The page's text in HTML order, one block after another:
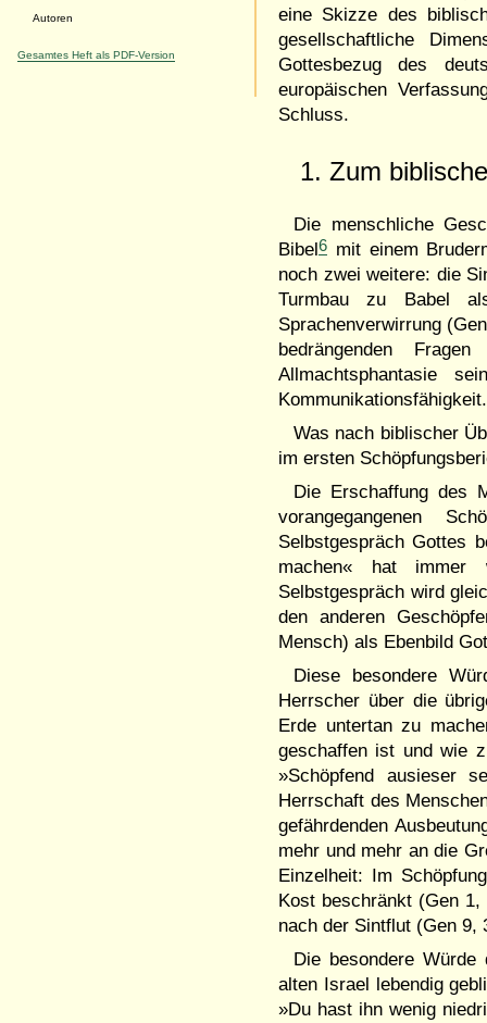
eine Skizze des
gesellschaftliche
Gottesbezug des
europäischen
Schluss.
1. Zum
Die menschliche
Bibel6 mit einem
noch zwei weitere: die
Turmbau zu Babel
Sprachenverwirrung
bedrängenden
Allmachtsphantasie
Kommunikationsfähigkeit.
Was nach biblischer
im ersten
Die Erschaffung des
vorangegangenen
Selbstgespräch Gottes
machen« hat immer
Selbstgespräch wird
den anderen
Mensch) als Ebenbild
Diese besondere
Herrscher über die
Erde untertan zu
geschaffen ist und wie
»Schöpfend ausieser
Herrschaft des
gefährdenden
mehr und mehr an die
Einzelheit: Im
Kost beschränkt (Gen
nach der Sintflut (Gen 9,
Die besondere
alten Israel lebendig
»Du hast ihn wenig
Autoren
Gesamtes Heft als PDF-Version